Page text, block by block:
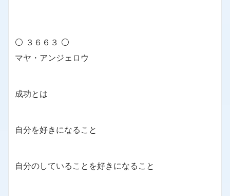
⚪ ３６６３ ⚪
マヤ・アンジェロウ
成功とは
自分を好きになること
自分のしていることを好きになること